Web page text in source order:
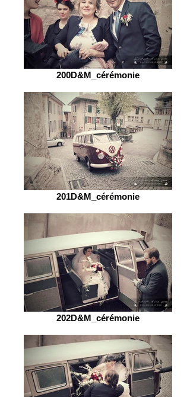
200D&M_cérémonie
201D&M_cérémonie
202D&M_cérémonie